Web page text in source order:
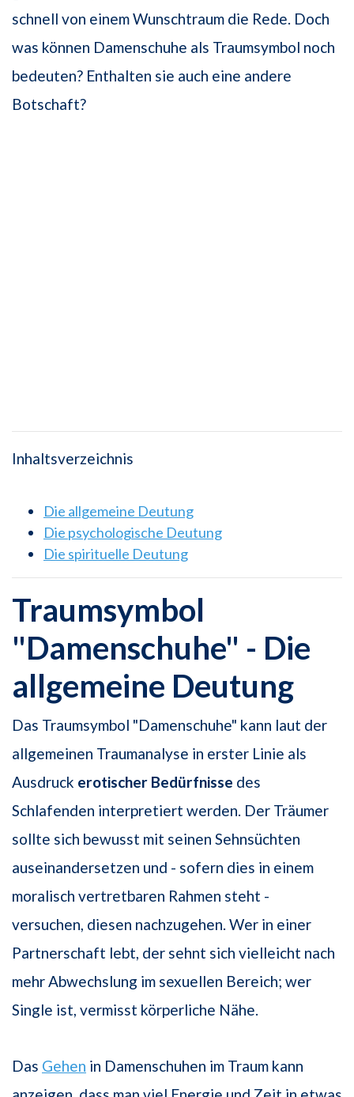
schnell von einem Wunschtraum die Rede. Doch
was können Damenschuhe als Traumsymbol noch
bedeuten? Enthalten sie auch eine andere
Botschaft?
Inhaltsverzeichnis
Die allgemeine Deutung
Die psychologische Deutung
Die spirituelle Deutung
Traumsymbol
"Damenschuhe" - Die
allgemeine Deutung
Das Traumsymbol "Damenschuhe" kann laut der
allgemeinen Traumanalyse in erster Linie als
Ausdruck erotischer Bedürfnisse des
Schlafenden interpretiert werden. Der Träumer
sollte sich bewusst mit seinen Sehnsüchten
auseinandersetzen und - sofern dies in einem
moralisch vertretbaren Rahmen steht -
versuchen, diesen nachzugehen. Wer in einer
Partnerschaft lebt, der sehnt sich vielleicht nach
mehr Abwechslung im sexuellen Bereich; wer
Single ist, vermisst körperliche Nähe.
Das Gehen in Damenschuhen im Traum kann